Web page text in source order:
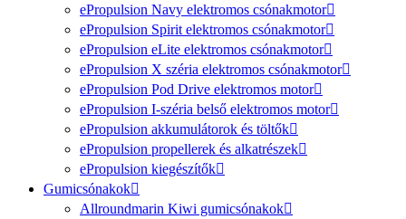
ePropulsion Navy elektromos csónakmotor
ePropulsion Spirit elektromos csónakmotor
ePropulsion eLite elektromos csónakmotor
ePropulsion X széria elektromos csónakmotor
ePropulsion Pod Drive elektromos motor
ePropulsion I-széria belső elektromos motor
ePropulsion akkumulátorok és töltők
ePropulsion propellerek és alkatrészek
ePropulsion kiegészítők
Gumicsónakok
Allroundmarin Kiwi gumicsónakok